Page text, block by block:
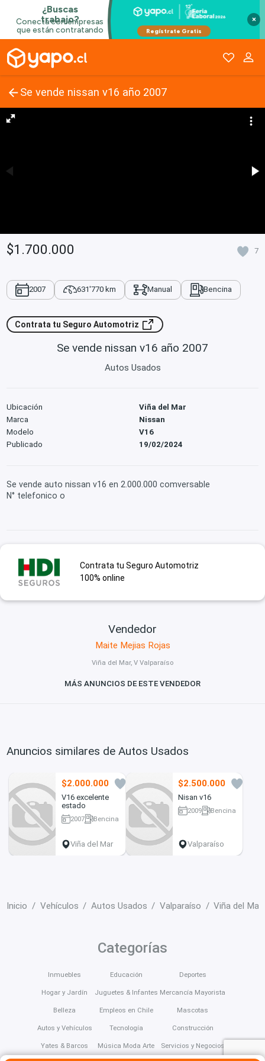
×
Se vende nissan v16 año 2007
$1.700.000 7
2007 631'770 km Manual Bencina
Contrata tu Seguro Automotriz
Se vende nissan v16 año 2007
Autos Usados
Ubicación
Viña del Mar
Marca
Nissan
Modelo
V16
Publicado
19/02/2024
Se vende auto nissan v16 en 2.000.000 comversable
N° telefonico o
Contrata tu Seguro Automotriz
100% online
Vendedor
Maite Mejias Rojas
Viña del Mar, V Valparaíso
MÁS ANUNCIOS DE ESTE VENDEDOR
Anuncios similares de Autos Usados
$2.000.000
V16 excelente
estado
2007
Bencina
Viña del Mar
$2.500.000
Nisan v16
2009
Bencina
Valparaíso
Inicio Vehículos Autos Usados Valparaíso Viña del Mar
Categorías
Inmuebles
Hogar y Jardín
Belleza
Autos y Vehículos
Yates & Barcos
Educación
Juguetes & Infantes
Empleos en Chile
Tecnología
Música Moda Arte
Deportes
Mercancía Mayorista
Mascotas
Construcción
Servicios y Negocios